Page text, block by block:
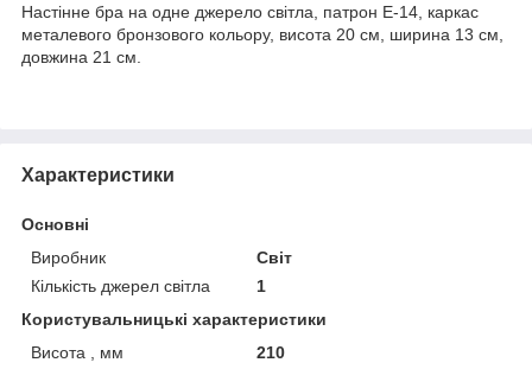
Настінне бра на одне джерело світла, патрон Е-14, каркас
металевого бронзового кольору, висота 20 см, ширина 13 см,
довжина 21 см.
Характеристики
Основні
Виробник
Світ
Кількість джерел світла
1
Користувальницькі характеристики
Висота , мм
210